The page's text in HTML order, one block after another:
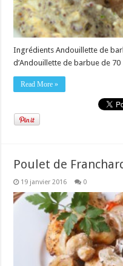
Ingrédients Andouillette de
d’Andouillette de barbue de 70
Read More »
Poulet de
19 janvier 2016 0